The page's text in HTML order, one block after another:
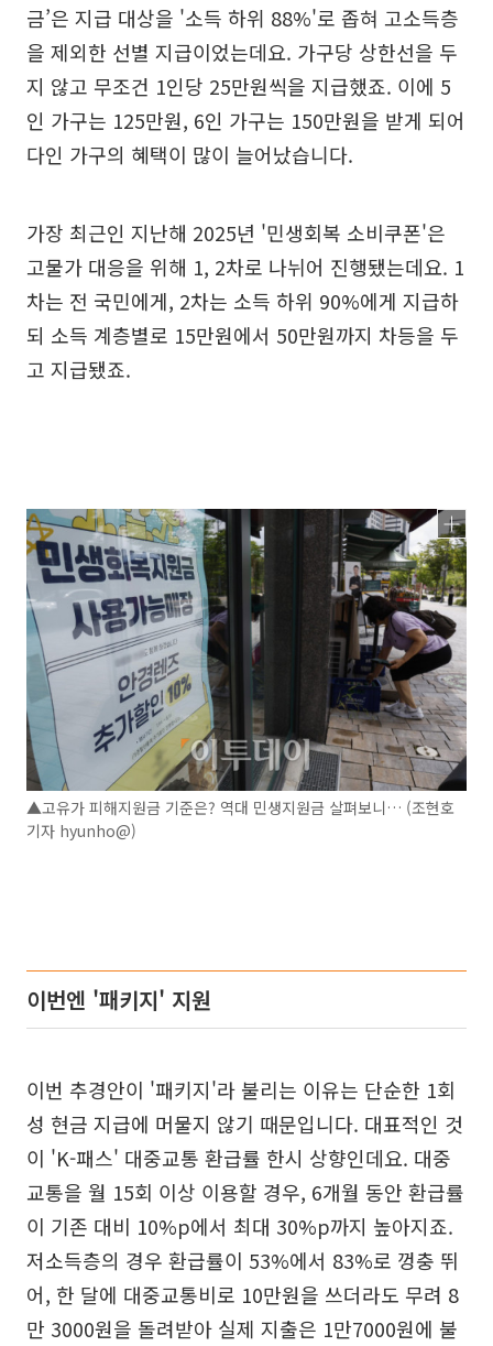
금’은 지급 대상을 '소득 하위 88%'로 좁혀 고소득층
을 제외한 선별 지급이었는데요. 가구당 상한선을 두
지 않고 무조건 1인당 25만원씩을 지급했죠. 이에 5
인 가구는 125만원, 6인 가구는 150만원을 받게 되어
다인 가구의 혜택이 많이 늘어났습니다.
가장 최근인 지난해 2025년 '민생회복 소비쿠폰'은
고물가 대응을 위해 1, 2차로 나뉘어 진행됐는데요. 1
차는 전 국민에게, 2차는 소득 하위 90%에게 지급하
되 소득 계층별로 15만원에서 50만원까지 차등을 두
고 지급됐죠.
▲고유가 피해지원금 기준은? 역대 민생지원금 살펴보니… (조현호
기자 hyunho@)
이번엔 '패키지' 지원
이번 추경안이 '패키지'라 불리는 이유는 단순한 1회
성 현금 지급에 머물지 않기 때문입니다. 대표적인 것
이 'K-패스' 대중교통 환급률 한시 상향인데요. 대중
교통을 월 15회 이상 이용할 경우, 6개월 동안 환급률
이 기존 대비 10%p에서 최대 30%p까지 높아지죠.
저소득층의 경우 환급률이 53%에서 83%로 껑충 뛰
어, 한 달에 대중교통비로 10만원을 쓰더라도 무려 8
만 3000원을 돌려받아 실제 지출은 1만7000원에 불